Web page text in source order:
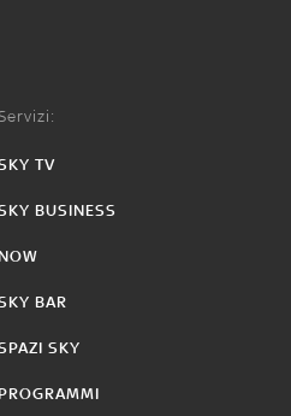
TV
BUSINESS
NOW
BAR
SKY
PROGRAMMI